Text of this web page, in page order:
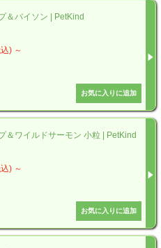
＆バイソン | PetKind
) ～
＆ワイルドサーモン 小粒 | PetKind
) ～